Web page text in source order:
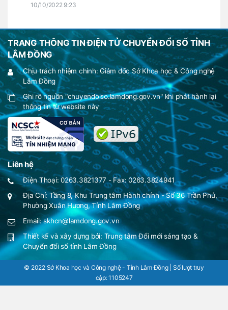
10/10/2022 9:23
TRANG THÔNG TIN ĐIỆN TỬ CHUYỂN ĐỔI SỐ TỈNH
LÂM ĐỒNG
Chịu trách nhiệm chính: Giám đốc Sở Khoa học & Công nghệ
Lâm Đồng
Ghi rõ nguồn "chuyendoiso.lamdong.gov.vn" khi phát hành lại
thông tin từ website này
Liên hệ
Điện Thoại: 0263.3821377 - Fax: 0263.3824941
Địa Chỉ: Tầng 8, Khu Trung tâm Hành chính - Số 36 Trần Phú,
Phường Xuân Hương, Tỉnh Lâm Đồng
Email: skhcn@lamdong.gov.vn
Thiết kế và xây dựng bởi: Trung tâm Đổi mới sáng tạo &
Chuyển đổi số tỉnh Lâm Đồng
© 2022 Sở Khoa học và Công nghệ - Tỉnh Lâm Đồng | Số lượt truy
cập:1105247